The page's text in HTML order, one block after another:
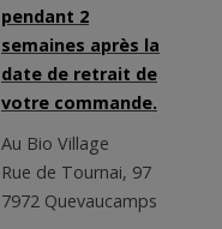
pendant 2
semaines après la
date de retrait de
votre commande.
Au Bio Village
Rue de Tournai, 97
7972 Quevaucamps